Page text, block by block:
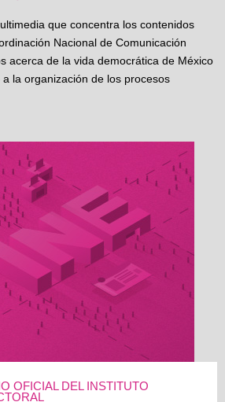
que concentra los contenidos
Nacional de Comunicación
acerca de la vida democrática de México
la organización de los procesos
OFICIAL DEL INSTITUTO